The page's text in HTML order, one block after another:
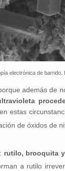
electrónica de
además de
estas
de óxidos de
rutilo, brooquita
a rutilo